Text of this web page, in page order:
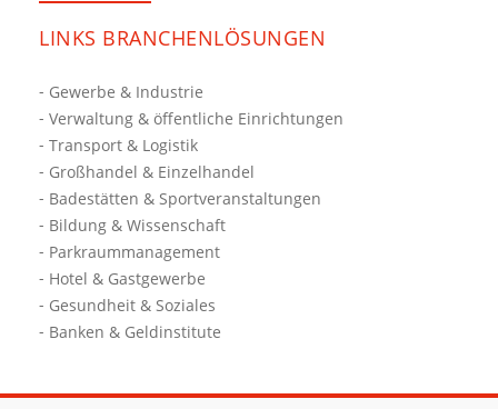
LINKS BRANCHENLÖSUNGEN
Gewerbe & Industrie
Verwaltung & öffentliche Einrichtungen
Transport & Logistik
Großhandel & Einzelhandel
Badestätten & Sportveranstaltungen
Bildung & Wissenschaft
Parkraummanagement
Hotel & Gastgewerbe
Gesundheit & Soziales
Banken & Geldinstitute